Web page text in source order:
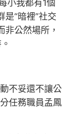
小我都有1個
是“暗裡”社交
非公然場所，
不妥還不讓公
任務職員孟鳳